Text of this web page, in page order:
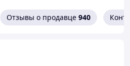
Отзывы о продавце 940